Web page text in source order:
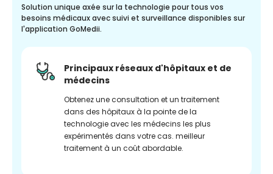
Solution unique axée sur la technologie pour tous vos
besoins médicaux avec suivi et surveillance disponibles sur
l'application GoMedii.
Principaux réseaux d'hôpitaux et de
médecins
Obtenez une consultation et un traitement
dans des hôpitaux à la pointe de la
technologie avec les médecins les plus
expérimentés dans votre cas. meilleur
traitement à un coût abordable.